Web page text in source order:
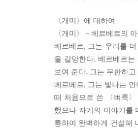
〈개미〉에 대하여
〈개미〉－베르베르의
베르베르, 그는 우리를
을 갈망한다. 베르베르
보여 준다. 그는 무한하
베르베르, 그는 빛나는
때 처음으로 쓴 〈벼룩
했으나 자기의 이야기를
통하여 완벽하게 건설해